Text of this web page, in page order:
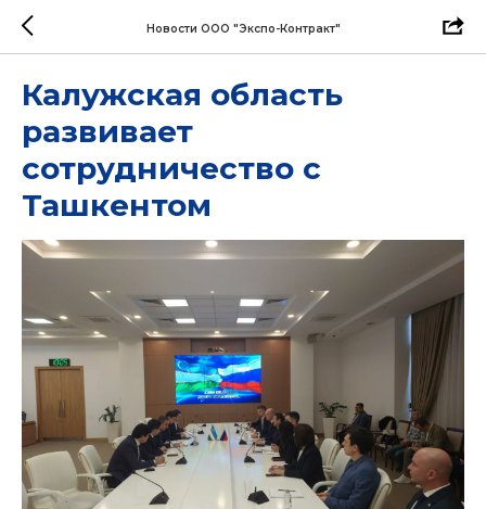
Новости ООО "Экспо-Контракт"
Калужская область
развивает
сотрудничество с
Ташкентом